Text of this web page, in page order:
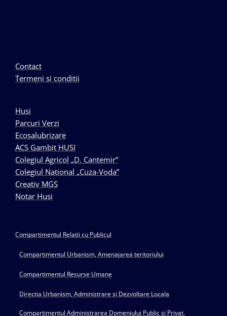
Contact
Termeni si conditii
Husi
Parcuri Verzi
Ecosalubrizare
ACS Gambit HUSI
Colegiul Agricol „D. Cantemir”
Colegiul National „Cuza-Voda”
Creativ MGS
Notar Husi
Compartimentul Relatii cu Publicul
Compartimentul Urbanism, Amenajarea teritoriului
Compartimentul Resurse Umane
Directia Urbanism, Administrare si Dezvoltare Locala
Compartimentul Administrarea Domeniului Public si Privat,